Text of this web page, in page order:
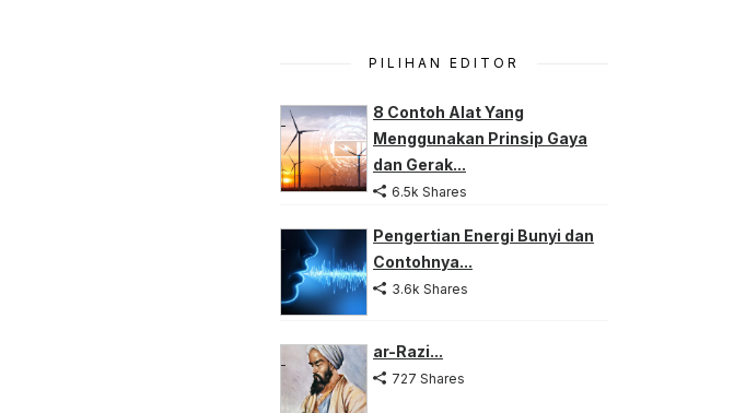
PILIHAN EDITOR
8 Contoh Alat Yang
Menggunakan Prinsip Gaya
dan Gerak...
6.5k Shares
Pengertian Energi Bunyi dan
Contohnya...
3.6k Shares
ar-Razi...
727 Shares